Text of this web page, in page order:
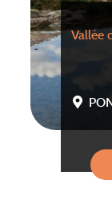
Vallée